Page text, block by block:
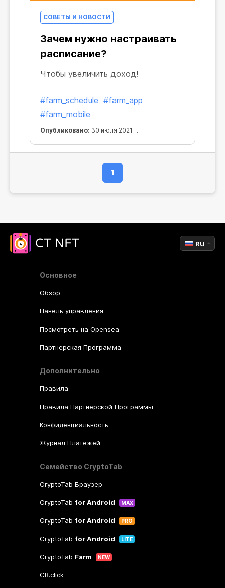
СОВЕТЫ И НОВОСТИ
Зачем нужно настраивать
расписание?
Чтобы увеличить доход!
#farm_schedule #farm_app
#farm_mobile
Опубликовано: 30 июля 2021 г.
1
Основное
Обзор
Панель управления
Посмотреть на Opensea
Партнерская Программа
Дополнительно
Правила
Правила Партнерской Программы
Конфиденциальность
Журнал Платежей
Семейство CryptoTab
CryptoTab Браузер
CryptoTab for Android MAX
CryptoTab for Android PRO
CryptoTab for Android LITE
CryptoTab Farm NEW
CB.click
RU